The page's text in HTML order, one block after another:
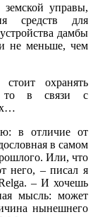
управы,
средств для
дамбы
не меньше, чем
охранять
то в связи с
в отличие от
в самом
Или, что
него, – писал я
– И хочешь
мысль: может
нынешнего